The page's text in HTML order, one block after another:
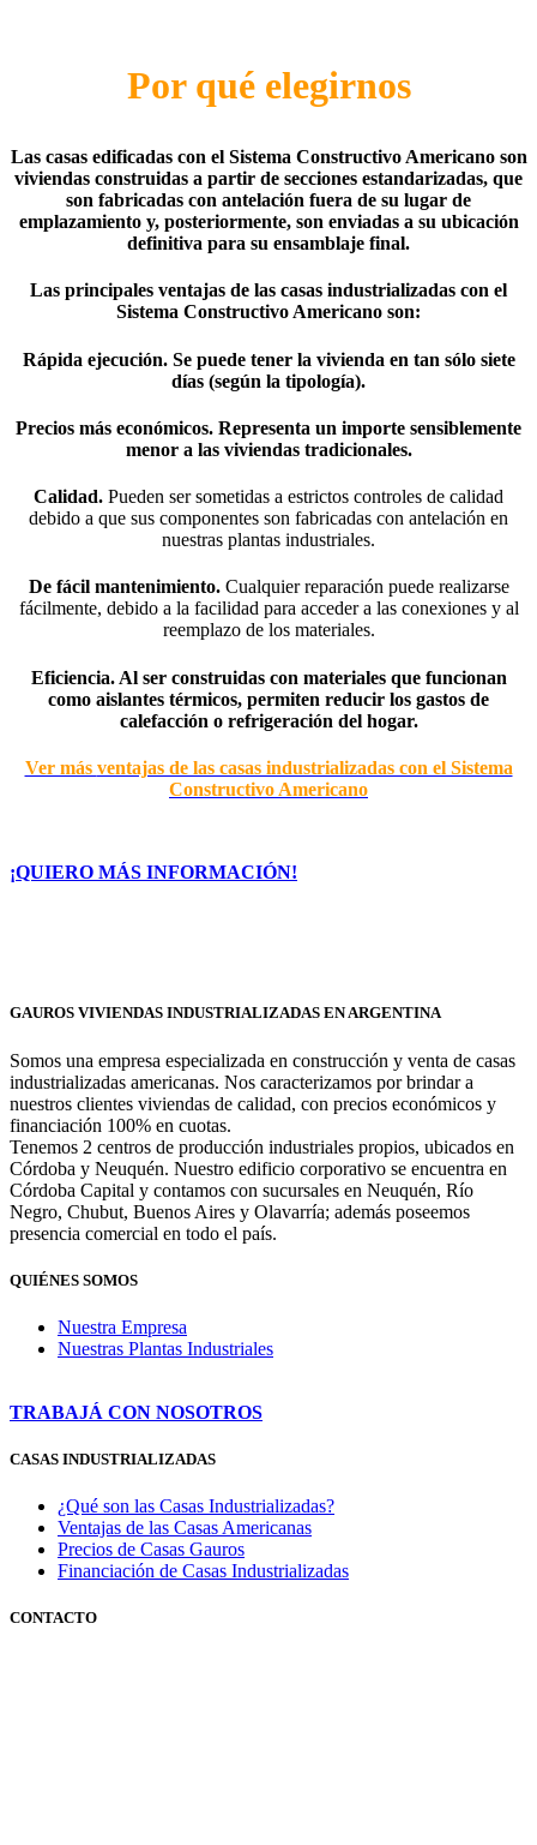
Por qué elegirnos
Las casas edificadas con el Sistema Constructivo Americanoson
viviendas construidas a partir de secciones estandarizadas, que
son fabricadas con antelación fuera de su lugar de
emplazamiento y, posteriormente, son enviadas a su ubicación
definitiva para su ensamblaje final.
Las principales ventajas de las casas industrializadas con el
Sistema Constructivo Americano son:
Rápida ejecución. Se puede tener la vivienda en tan sólo siete
días (según la tipología).
Precios más económicos. Representa un importe sensiblemente
menor a las viviendas tradicionales.
Calidad. Pueden ser sometidas a estrictos controles de calidad
debido a que sus componentes son fabricadas con antelación en
nuestras plantas industriales.
De fácil mantenimiento. Cualquier reparación puede realizarse
fácilmente, debido a la facilidad para accedera las conexiones y al
reemplazo de los materiales.
Eficiencia. Al ser construidas con materiales que funcionan
como aislantes térmicos, permiten reducir los gastos de
calefacción o refrigeración del hogar.
Ver más ventajas de las casas industrializadas con el Sistema
Constructivo Americano
¡QUIERO MÁS INFORMACIÓN!
GAUROS VIVIENDAS INDUSTRIALIZADAS EN ARGENTINA
Somos una empresa especializada en construcción y venta de casas
industrializadas americanas. Nos caracterizamos por brindar a
nuestros clientes viviendas de calidad, con precios económicos y
financiación 100% en cuotas.
Tenemos 2 centros de producción industriales propios, ubicados en
Córdoba y Neuquén. Nuestro edificio corporativo se encuentra en
Córdoba Capital y contamos con sucursales en Neuquén, Río
Negro, Chubut, Buenos Aires y Olavarría; además poseemos
presencia comercial en todo el país.
QUIÉNES SOMOS
Nuestra Empresa
Nuestras Plantas Industriales
TRABAJÁ CON NOSOTROS
CASAS INDUSTRIALIZADAS
¿Qué son las Casas Industrializadas?
Ventajas de las Casas Americanas
Precios de Casas Gauros
Financiación de Casas Industrializadas
CONTACTO